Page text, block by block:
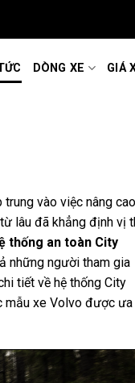
DÒNG XE GIÁ
vào việc nâng cao
lâu đã khẳng định vị
thống an toàn City
những người tham gia
tiết về hệ thống City
mẫu xe Volvo được ưa